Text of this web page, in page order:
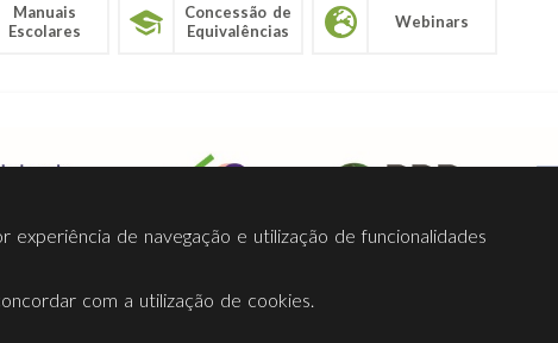
Manuais
Escolares
Concessão de
Equivalências
Webinars
Contactos Ligações Facebook
de navegação e utilização de funcionalidades
com a utilização de cookies.